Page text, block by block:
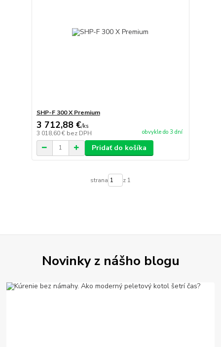
SHP-F 300 X Premium
3 712,88 €/ks
3 018,60 € bez DPH obvykle do 3 dní
Pridať do košíka
strana z 1
Novinky z nášho blogu